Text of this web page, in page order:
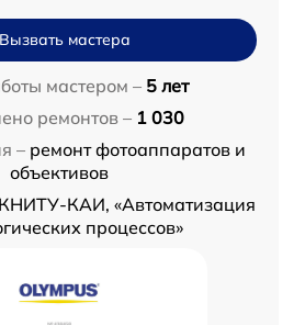
Вызвать мастера
мастером – 5 лет
ремонтов – 1 030
– ремонт фотоаппаратов и
объективов
КНИТУ-КАИ, «Автоматизация
процессов»